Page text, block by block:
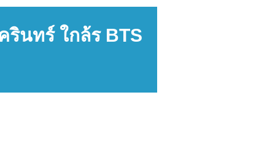
นทร์ ใกล้ร BTS